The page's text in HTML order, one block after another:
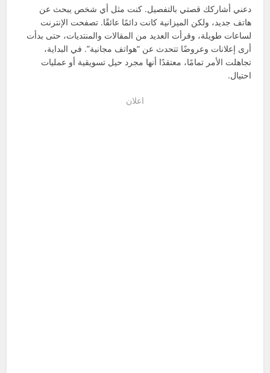
دعني أشاركك قصتي بالتفصيل. كنت مثل أي شخص يبحث عن
هاتف جديد، ولكن الميزانية كانت دائمًا عائقًا. تصفحت الإنترنت
لساعات طويلة، وقرأت العديد من المقالات والمنتديات، حتى بدأت
أرى إعلانات وعروضًا تتحدث عن “هواتف مجانية”. في البداية،
تجاهلت الأمر تمامًا، معتقدًا أنها مجرد حيل تسويقية أو عمليات
احتيال.
اعلان